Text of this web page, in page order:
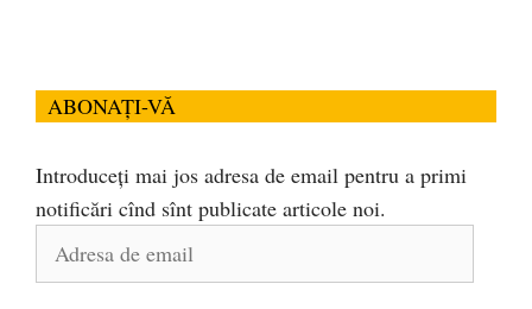
ABONAȚI-VĂ
Introduceți mai jos adresa de email pentru a primi
notificări cînd sînt publicate articole noi.
Adresa